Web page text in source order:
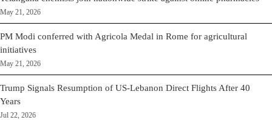
May 21, 2026
PM Modi conferred with Agricola Medal in Rome for agricultural
initiatives
May 21, 2026
Trump Signals Resumption of US-Lebanon Direct Flights After 40
Years
Jul 22, 2026